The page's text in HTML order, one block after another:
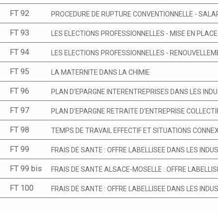
FT 92 PROCEDURE DE RUPTURE CONVENTIONNELLE -
FT 93 LES ELECTIONS PROFESSIONNELLES - MISE EN PLACE
FT 94 LES ELECTIONS PROFESSIONNELLES -
FT 95 LA MATERNITE DANS LA CHIMIE
FT 96 PLAN D'EPARGNE INTERENTREPRISES DANS LES
FT 97 PLAN D'EPARGNE RETRAITE D'ENTREPRISE
FT 98 TEMPS DE TRAVAIL EFFECTIF ET SITUATIONS
FT 99 FRAIS DE SANTE : OFFRE LABELLISEE DANS LES
FT 99 bis FRAIS DE SANTE ALSACE-MOSELLE : OFFRE
FT 100 FRAIS DE SANTE : OFFRE LABELLISEE DANS LES